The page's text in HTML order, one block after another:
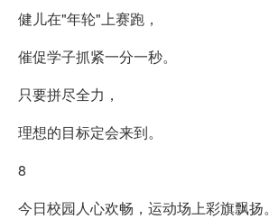
健儿在"年轮"上赛跑，
催促学子抓紧一分一秒。
只要拼尽全力，
理想的目标定会来到。
8
今日校园人心欢畅，运动场上彩旗飘扬。